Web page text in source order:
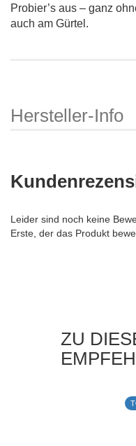
Probier’s aus – ganz
auch am Gürtel.
Hersteller-Info
Leider sind noch keine
Erste, der das Produkt
ZU